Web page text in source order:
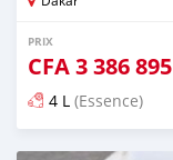
PRIX
CFA3 386 895
4 L (Essence)
Publié il y a 5 mois